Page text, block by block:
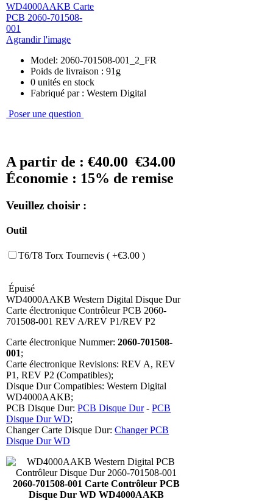
Agrandir l'image
Model: 2060-701508-001_2_FR
Poids de livraison : 91g
0 unités en stock
Fabriqué par : Western Digital
Poser une question
A partir de :€40.00 €34.00
Économie : 15% de remise
Veuillez choisir :
Outil
T6/T8 Torx Tournevis ( +€3.00 )
Épuisé
WD4000AAKB Western Digital Disque Dur
Carte électronique Contrôleur PCB 2060-
701508-001 REV A/REV P1/REV P2
Carte électronique Nummer:2060-701508-
001;
Carte électronique Revisions: REV A, REV
P1, REV P2 (Compatibles);
Disque Dur Compatibles: Western Digital
WD4000AAKB;
PCB Disque Dur:PCB Disque Dur-PCB
Disque Dur WD;
Changer Carte Disque Dur:Changer PCB
Disque Dur WD
2060-701508-001 Carte Contrôleur PCB
Disque Dur WD WD4000AAKB